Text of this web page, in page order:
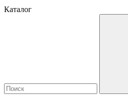
Каталог